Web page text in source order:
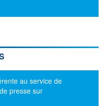
au service de
presse sur